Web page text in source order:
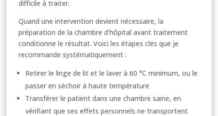
difficile à traiter.
Quand une intervention devient nécessaire, la
préparation de la chambre d’hôpital avant traitement
conditionne le résultat. Voici les étapes clés que je
recommande systématiquement :
Retirer le linge de lit et le laver à 60 °C minimum, ou le
passer en séchoir à haute température
Transférer le patient dans une chambre saine, en
vérifiant que ses effets personnels ne transportent